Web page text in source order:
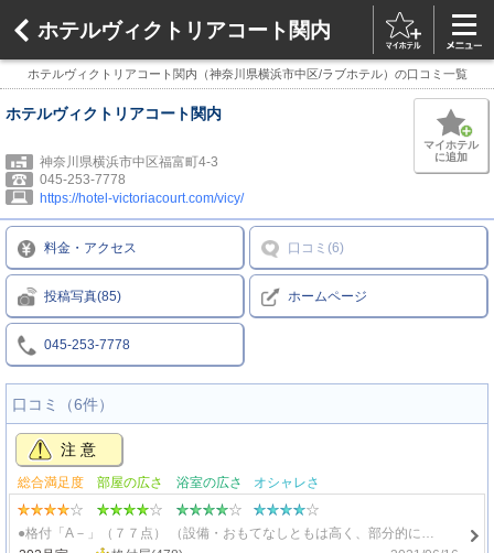
ホテルヴィクトリアコート関内
ホテルヴィクトリアコート関内（神奈川県横浜市中区/ラブホテル）の口コミ一覧
ホテルヴィクトリアコート関内
神奈川県横浜市中区福富町4-3
045-253-7778
https://hotel-victoriacourt.com/vicy/
マイホテル
に追加
料金・アクセス 口コミ(6)
投稿写真(85) ホームページ
045-253-7778
口コミ（6件）
注意
総合満足度 部屋の広さ 浴室の広さ オシャレさ
●格付「A－」（７７点） （設備・おもてなしともは高く、部分的に小さな改善の必要。CPは高い） 点数は７７点と「A」格相当です。キレイでフリータイムも圧倒的に使いやすいのですが、2時間ショート設定がなく、HPの記載料金と実際の支払金額に相違があるため利用者に誤解を与える可能性を定性評価し、最終格付は「A－」としました。 全26室。駐車場9台。今回は202号室の調査となります。 関内以外に小岩・三郷・茅ヶ崎およびつくばに合計5か所でビクトリアコートグループを形成しています。 部屋もお風呂もキレイで居心地がいいです。2時間ショートの設定はなく、100分を超えると3時間休憩になります。廉価版のサービスルーム（2室）～最高ランクのスーペリア（2室）まで9タイプに分かれています。今回の202号室は下から2番目のエコノミーAタイプになります。 【総評】 《圧倒的なフリータイム力を持つスタイリッシュラブホ》 こちらの部屋しか空いていなかったので選択の余地なしでした。 エコノミーAという下から2番目のお部屋のため、かなり狭いのを覚悟していましたが、そこまで狭い印象はなく部屋もお風呂もキレイだったためゆったり気分で過ごせました。 別の部屋の調査も是非してみたいと思うに十分なお部屋でした。 【利用状況】 デリにて利用。 京急日ノ出町駅改札を出て大きな横断歩道を渡り伊勢佐木町方面へ。川を渡ったあと福富町西通の信号を左折。そのまま関内方面へ220～230m程度真っすぐ行った公園手前の左手にホテルがあります。 入口を入るとパネルで部屋を選んでフロントへ。利用時間を告げて料金を支払うと引き換えにカギと入室時間の書いてあるレシートを受け取ります。 フロントの向かいにEVがあります。 【料金】（20点満点中14点） HP記載の料金とは異なっているようですのでご注意ください！ 以下HPより抜粋します。 2時間ショートはなく100分ショートになります。平日2980円～3900円、土日祝3180円～4100円です。ただしデラックスタイプとスーペリアタイプ6室は利用できません。 3時間休憩は平日4400円～9400円、土日祝は5400円～10400円となっています。 フリータイムは平日３部制で①5:00～22:00②9:00～23:00③15:00～24:00、土日祝は2部制で①5:00～19:00②9:00～22:00で3時間休憩料金と同一です。 今回の202号室（エコノミーA）はHP上では100分ショートは平日3300円、土日祝3500円、3時間利用・フリータイムは平日4900円、土日祝は5900円となっています。 しかし！実際の支払金額は土日祝のフリータイム利用で6400円でした。HPには予告なく変更される場合があることを記載していますがこの日がそれに当たったようです。 【部屋】（25点満点中20点） 部屋の配置に関して、部屋の玄関から内扉を開くと手前左手に水回りゾーン、正面奥が部屋となります。正面に100㎝幅のソファとガラステーブル、その左隣に150㎝幅のベッドが配置されています。 広さについてベッドと壁の接地部分ベッド頭の部分だけ。部屋奥とベッドとの距離は30㎝程度はあるためベッド周りは余裕がありますが、手前のガラステーブルの1辺は壁に接地しており、狭くはないですが広い印象もありません。広さは8～9㎡程度。 ベッド頭のメインの壁はこげ茶の木材引き戸に、鏡系のキラキラタイルが敷かれています。その他は白を基調とした壁紙で、部屋奥の壁には絵画も飾られているのでシックながらもラブホらしいキラキラ感を残しています。 床はグレーのカーペットですので汚れやすいにもかかわらずキレイでした。 清掃状態も良く裸足で歩くことに違和感はありません。 【浴室・浴槽】（20点満点中20点） 内扉を開けて左側が水回りゾーン。正面がトイレで右に洗面台、左手が浴室となります。 浴室の広さは2人が座って洗える広さ。浴槽は幅120㎝弱（ペットボトル6本分）ですので二人が余裕で入れます。ジャグジーバス使用。TVあり。稼働確認済。 浴室の奥がシャワーのあるメイン壁になっており、こちらは小型タイルを敷き詰めたデザインになっており、その他の壁は白を基調とした大型タイルの構成。 床面も白を基調とした大型タイルでした。 シャワーはレインシャワーが設置されており、別途大型ヘッドの通常シャワーもあります。スライド固定式でヘッドは壁向き。 【トイレ】（10点満点中8点） TOTO製の自動開閉式ウォシュレットです。音漏れ防止装置と生理用品が置いてあります。 壁紙は白を基調としたデザイン壁紙で床はこげ茶のフローリングとなっています。 【設備・備品】（15点満点中10点） 洗面台は全面鏡張り仕様。左手の洗面備品ゾーンの壁はキラキラタイルが使用されています。 洗面備品については男女兼用ディスポ化粧品が数点あるだけ。お泊り仕様とは言えません。 飲み物備品はミネラルウォーター2本だけでなくサイダーとオレンジジュースも無料。持ち込み用冷蔵庫に冷えています。その他はコーヒー２、紅茶２，お茶２と豊富です。 フリーWIFI、VOD設置があります。 【ロケーションその他】（10点満点中5点） 外出可能。 徒歩１～２分の近隣にコンビニがありません。飲み物など購入する場合は早めに購入することをお勧めします。川沿いにミニストップが最寄りです（徒歩3分程度） 人通りは少なく、入りやすいロケーションです。